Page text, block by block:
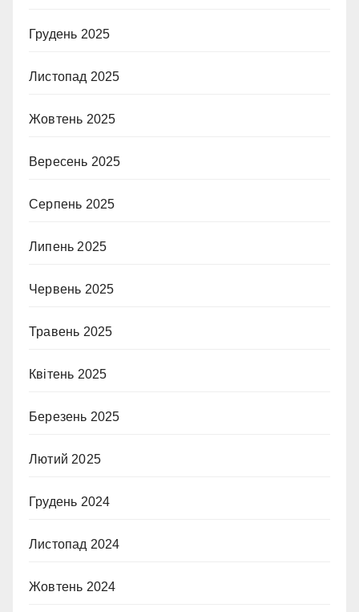
Грудень 2025
Листопад 2025
Жовтень 2025
Вересень 2025
Серпень 2025
Липень 2025
Червень 2025
Травень 2025
Квітень 2025
Березень 2025
Лютий 2025
Грудень 2024
Листопад 2024
Жовтень 2024